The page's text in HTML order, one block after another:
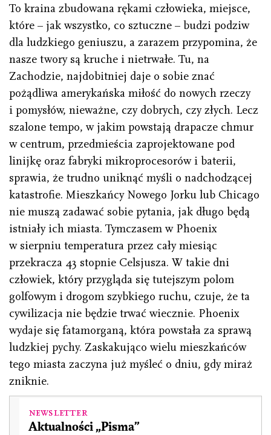
To kraina zbudowana rękami człowieka, miejsce,
które – jak wszystko, co sztuczne – budzi podziw
dla ludzkiego geniuszu, a zarazem przypomina, że
nasze twory są kruche i nietrwałe. Tu, na
Zachodzie, najdobitniej daje o sobie znać
pożądliwa amerykańska miłość do nowych rzeczy
i pomysłów, nieważne, czy dobrych, czy złych. Lecz
szalone tempo, w jakim powstają drapacze chmur
w centrum, przedmieścia zaprojektowane pod
linijkę oraz fabryki mikroprocesorów i baterii,
sprawia, że trudno uniknąć myśli o nadchodzącej
katastrofie. Mieszkańcy Nowego Jorku lub Chicago
nie muszą zadawać sobie pytania, jak długo będą
istniały ich miasta. Tymczasem w Phoenix
w sierpniu temperatura przez cały miesiąc
przekracza 43 stopnie Celsjusza. W takie dni
człowiek, który przygląda się tutejszym polom
golfowym i drogom szybkiego ruchu, czuje, że ta
cywilizacja nie będzie trwać wiecznie. Phoe­nix
wydaje się fatamorganą, która powstała za sprawą
ludzkiej pychy. Zaskakująco wielu mieszkańców
tego miasta zaczyna już myśleć o dniu, gdy miraż
zniknie.
Newsletter
Aktualności „Pisma”